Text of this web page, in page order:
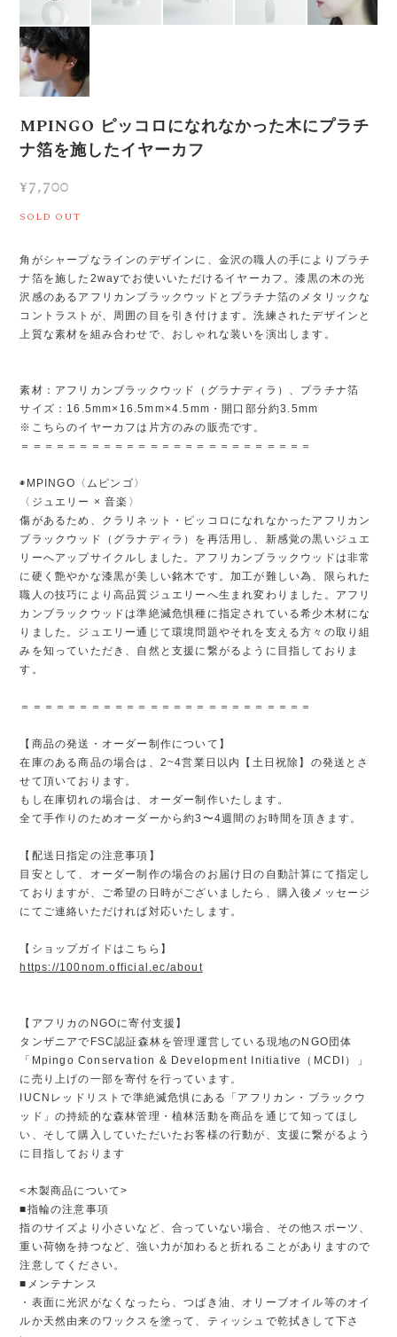
MPINGO ピッコロになれなかった木にプラチ
ナ箔を施したイヤーカフ
¥7,700
SOLD OUT
角がシャープなラインのデザインに、金沢の職人の手によりプラチ
ナ箔を施した2wayでお使いいただけるイヤーカフ。漆黒の木の光
沢感のあるアフリカンブラックウッドとプラチナ箔のメタリックな
コントラストが、周囲の目を引き付けます。洗練されたデザインと
上質な素材を組み合わせで、おしゃれな装いを演出します。
素材：アフリカンブラックウッド（グラナディラ）、プラチナ箔
サイズ：16.5mm×16.5mm×4.5mm・開口部分約3.5mm
※こちらのイヤーカフは片方のみの販売です。
＝＝＝＝＝＝＝＝＝＝＝＝＝＝＝＝＝＝＝＝＝＝＝＝＝
◉MPINGO〈ムピンゴ〉
〈ジュエリー × 音楽〉
傷があるため、クラリネット・ピッコロになれなかったアフリカン
ブラックウッド（グラナディラ）を再活用し、新感覚の黒いジュエ
リーへアップサイクルしました。アフリカンブラックウッドは非常
に硬く艶やかな漆黒が美しい銘木です。加工が難しい為、限られた
職人の技巧により高品質ジュエリーへ生まれ変わりました。アフリ
カンブラックウッドは準絶滅危惧種に指定されている希少木材にな
りました。ジュエリー通じて環境問題やそれを支える方々の取り組
みを知っていただき、自然と支援に繋がるように目指しておりま
す。
＝＝＝＝＝＝＝＝＝＝＝＝＝＝＝＝＝＝＝＝＝＝＝＝＝
【商品の発送・オーダー制作について】
在庫のある商品の場合は、2~4営業日以内【土日祝除】の発送とさ
せて頂いております。
もし在庫切れの場合は、オーダー制作いたします。
全て手作りのためオーダーから約3〜4週間のお時間を頂きます。
【配送日指定の注意事項】
目安として、オーダー制作の場合のお届け日の自動計算にて指定し
ておりますが、ご希望の日時がございましたら、購入後メッセージ
にてご連絡いただければ対応いたします。
【ショップガイドはこちら】
https://100nom.official.ec/about
【アフリカのNGOに寄付支援】
タンザニアでFSC認証森林を管理運営している現地のNGO団体
「Mpingo Conservation & Development Initiative（MCDI）」
に売り上げの一部を寄付を行っています。
IUCNレッドリストで準絶滅危惧にある「アフリカン・ブラックウ
ッド」の持続的な森林管理・植林活動を商品を通じて知ってほし
い、そして購入していただいたお客様の行動が、支援に繋がるよう
に目指しております
<木製商品について>
■指輪の注意事項
指のサイズより小さいなど、合っていない場合、その他スポーツ、
重い荷物を持つなど、強い力が加わると折れることがありますので
注意してください。
■メンテナンス
・表面に光沢がなくなったら、つばき油、オリーブオイル等のオイ
ルか天然由来のワックスを塗って、ティッシュで乾拭きして下さ